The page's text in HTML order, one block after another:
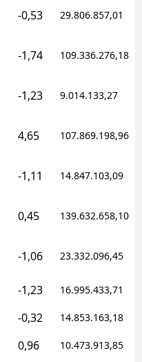
-0,53 29.806.857,01
-1,74 109.336.276,18
-1,23 9.014.133,27
4,65 107.869.198,96
-1,11 14.847.103,09
0,45 139.632.658,10
-1,06 23.332.096,45
-1,23 16.995.433,71
-0,32 14.853.163,18
0,96 10.473.913,85